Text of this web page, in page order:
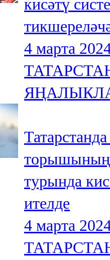
кисәтү
4 марта
торышының
турында
ителде
4 марта